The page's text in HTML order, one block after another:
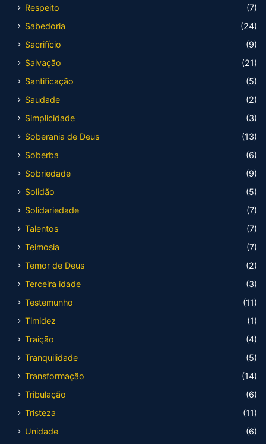
Respeito
(7)
Sabedoria
(24)
Sacrifício
(9)
Salvação
(21)
Santificação
(5)
Saudade
(2)
Simplicidade
(3)
Soberania de Deus
(13)
Soberba
(6)
Sobriedade
(9)
Solidão
(5)
Solidariedade
(7)
Talentos
(7)
Teimosia
(7)
Temor de Deus
(2)
Terceira idade
(3)
Testemunho
(11)
Timidez
(1)
Traição
(4)
Tranquilidade
(5)
Transformação
(14)
Tribulação
(6)
Tristeza
(11)
Unidade
(6)